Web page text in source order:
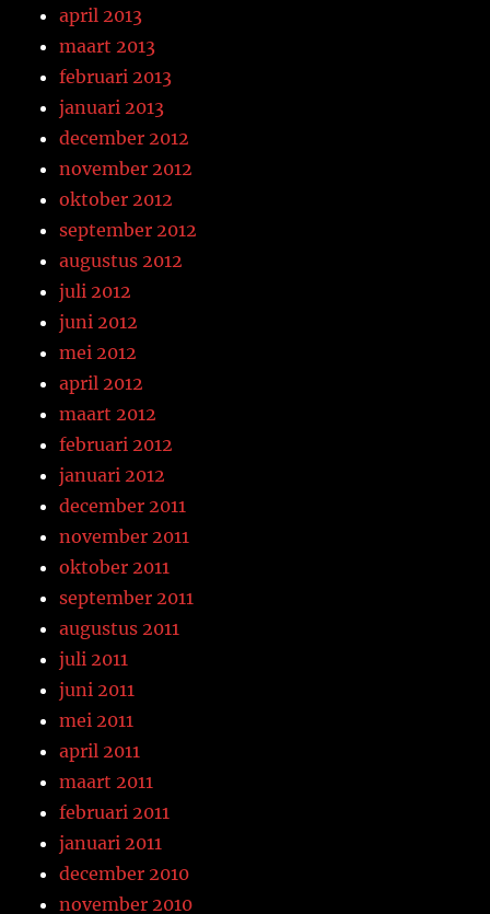
april 2013
maart 2013
februari 2013
januari 2013
december 2012
november 2012
oktober 2012
september 2012
augustus 2012
juli 2012
juni 2012
mei 2012
april 2012
maart 2012
februari 2012
januari 2012
december 2011
november 2011
oktober 2011
september 2011
augustus 2011
juli 2011
juni 2011
mei 2011
april 2011
maart 2011
februari 2011
januari 2011
december 2010
november 2010